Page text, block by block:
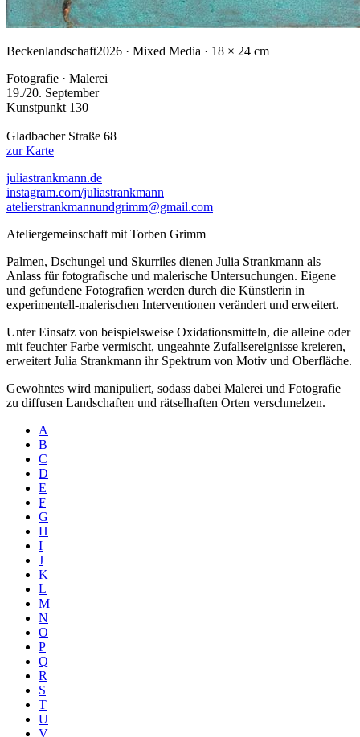
Beckenlandschaft2026 · Mixed Media · 18 × 24 cm
Fotografie · Malerei
19./20. September
Kunstpunkt 130
Gladbacher Straße 68
zur Karte
juliastrankmann.de
instagram.com/juliastrankmann
atelierstrankmannundgrimm@gmail.com
Ateliergemeinschaft mit Torben Grimm
Palmen, Dschungel und Skurriles dienen Julia Strankmann als
Anlass für fotografische und malerische Untersuchungen. Eigene
und gefundene Fotografien werden durch die Künstlerin in
experimentell-malerischen Interventionen verändert und erweitert.
Unter Einsatz von beispielsweise Oxidationsmitteln, die alleine oder
mit feuchter Farbe vermischt, ungeahnte Zufallsereignisse kreieren,
erweitert Julia Strankmann ihr Spektrum von Motiv und Oberfläche.
Gewohntes wird manipuliert, sodass dabei Malerei und Fotografie
zu diffusen Landschaften und rätselhaften Orten verschmelzen.
A
B
C
D
E
F
G
H
I
J
K
L
M
N
O
P
Q
R
S
T
U
V